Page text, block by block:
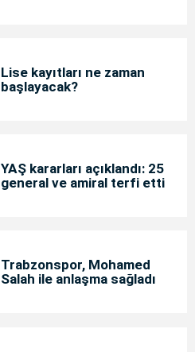
Lise kayıtları ne zaman
başlayacak?
YAŞ kararları açıklandı: 25
general ve amiral terfi etti
Trabzonspor, Mohamed
Salah ile anlaşma sağladı